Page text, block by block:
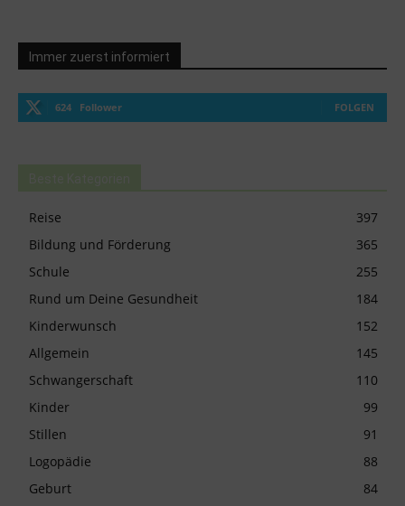
Immer zuerst informiert
624 Follower FOLGEN
Reise
397
Bildung und Förderung
365
Schule
255
Rund um Deine Gesundheit
184
Kinderwunsch
152
Allgemein
145
Schwangerschaft
110
Kinder
99
Stillen
91
Logopädie
88
Geburt
84